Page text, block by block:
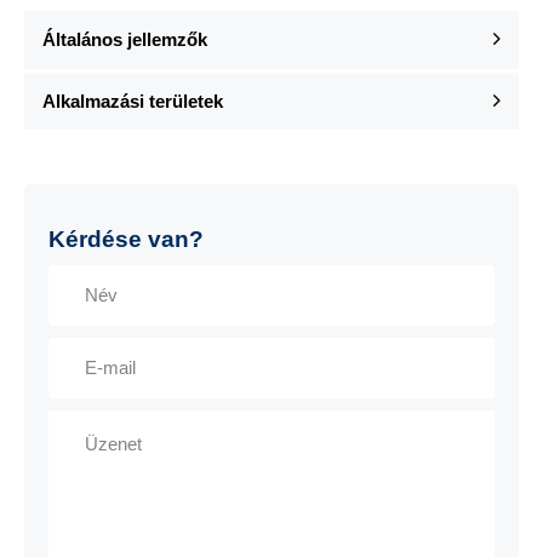
Általános jellemzők
Alkalmazási területek
Kérdése van?